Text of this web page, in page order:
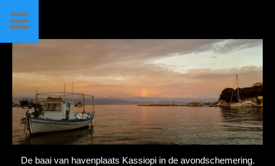
De baai van havenplaats Kassiopi in de avondschemering.